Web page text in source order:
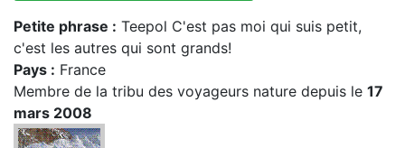
Petite phrase : Teepol C'est pas moi qui suis petit,
c'est les autres qui sont grands!
Pays : France
Membre de la tribu des voyageurs nature depuis le 17
mars 2008